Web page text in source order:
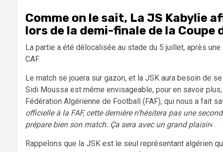
Comme on le sait, La JS Kabylie
lors de la demi-finale de la
La partie a été délocalisée au stade du 5 juillet, après
CAF.
Le match se jouera sur gazon, et la JSK aura besoin de
Sidi Moussa est même envisageable, pour en savoir
Fédération Algérienne de Football (FAF), qui nous a fait
officielle à la FAF, cette dernière n’hésitera pas une
prépare bien son match. Ça sera avec un grand plaisir« .
Rappelons que la JSK est le seul représentant algérien